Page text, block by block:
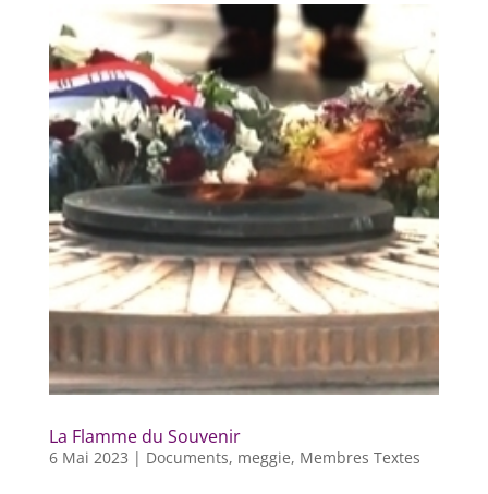
La Flamme du Souvenir
6 Mai 2023 | Documents, meggie, Membres Textes